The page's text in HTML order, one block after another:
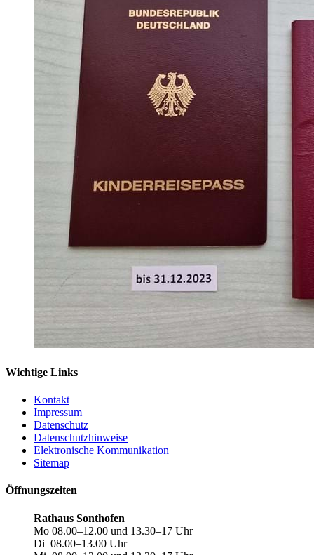
Wichtige Links
Kontakt
Impressum
Datenschutz
Datenschutzhinweise
Elektronische Kommunikation
Sitemap
Öffnungszeiten
Rathaus Sonthofen
Mo 08.00–12.00 und 13.30–17 Uhr
Di 08.00–13.00 Uhr